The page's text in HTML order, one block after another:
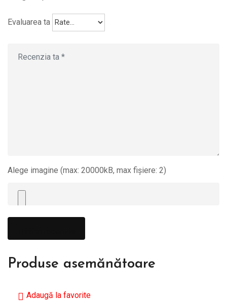
Evaluarea ta
Alege imagine (max: 20000kB, max fișiere: 2)
Produse asemănătoare
Adaugă la favorite